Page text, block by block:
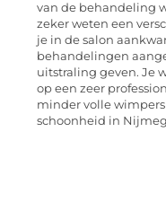
van de behandeling
zeker weten een
je in de salon
behandelingen
uitstraling geven. Je
op een zeer
minder volle
schoonheid in